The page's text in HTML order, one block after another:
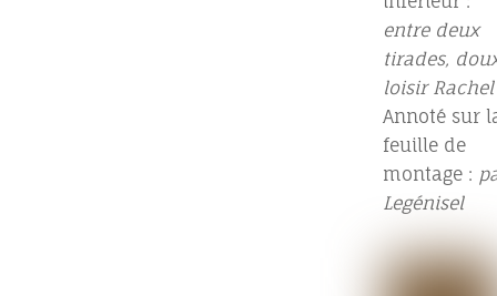
entre deux
tirades,
loisir Rachel
Annoté sur
feuille de
montage :
Legénisel